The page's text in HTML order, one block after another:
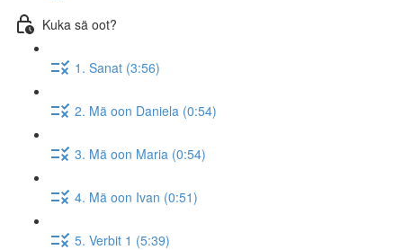
Kuka sä oot?
1. Sanat (3:56)
2. Mä oon Daniela (0:54)
3. Mä oon Maria (0:54)
4. Mä oon Ivan (0:51)
5. Verbit 1 (5:39)